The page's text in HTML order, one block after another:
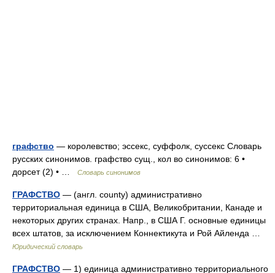
графство — королевство; эссекс, суффолк, суссекс Словарь
русских синонимов. графство сущ., кол во синонимов: 6 •
дорсет (2) • …
Словарь синонимов
ГРАФСТВО — (англ. county) административно
территориальная единица в США, Великобритании, Канаде и
некоторых других странах. Напр., в США Г. основные единицы
всех штатов, за исключением Коннектикута и Рой Айленда …
Юридический словарь
ГРАФСТВО — 1) единица административно территориального